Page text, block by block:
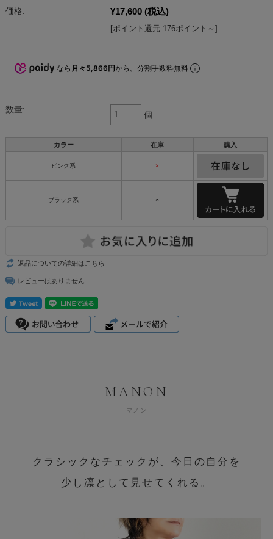
価格:
¥17,600 (税込)
[ポイント還元 176ポイント～]
なら 月々5,866円から。分割手数料無料
数量:
個
カラー 在庫 購入
ピンク系 ×
ブラック系 ○
返品についての詳細はこちら
レビューはありません
MANON
マノン
クラシックなチェックが、今日の自分を
少し凛として見せてくれる。